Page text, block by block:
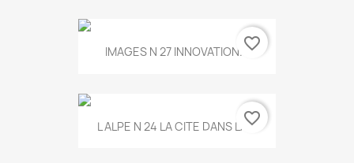
IMAGES N 27 INNOVATION...favorite_border
L ALPE N 24 LA CITE DANS LA...
favorite_border